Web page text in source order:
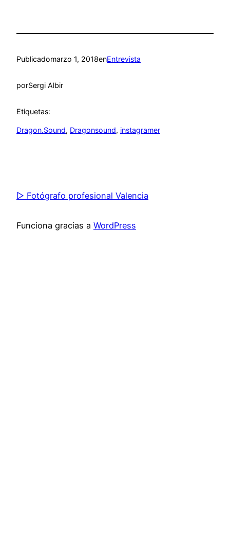
Publicadomarzo 1, 2018enEntrevista
porSergi Albir
Etiquetas:
Dragon.Sound, Dragonsound, instagramer
▷ Fotógrafo profesional Valencia
Funciona gracias a WordPress